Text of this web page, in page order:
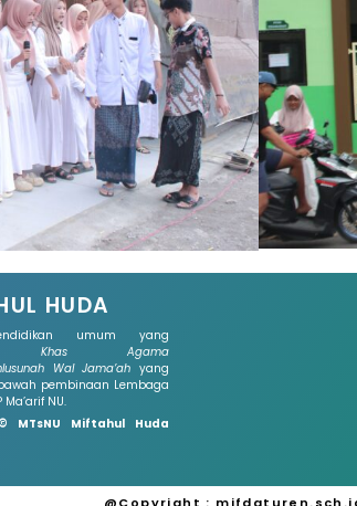
HUDA
umum yang
Khas Agama
Wal Jama’ah yang
pembinaan Lembaga
NU.
MTsNU Miftahul Huda